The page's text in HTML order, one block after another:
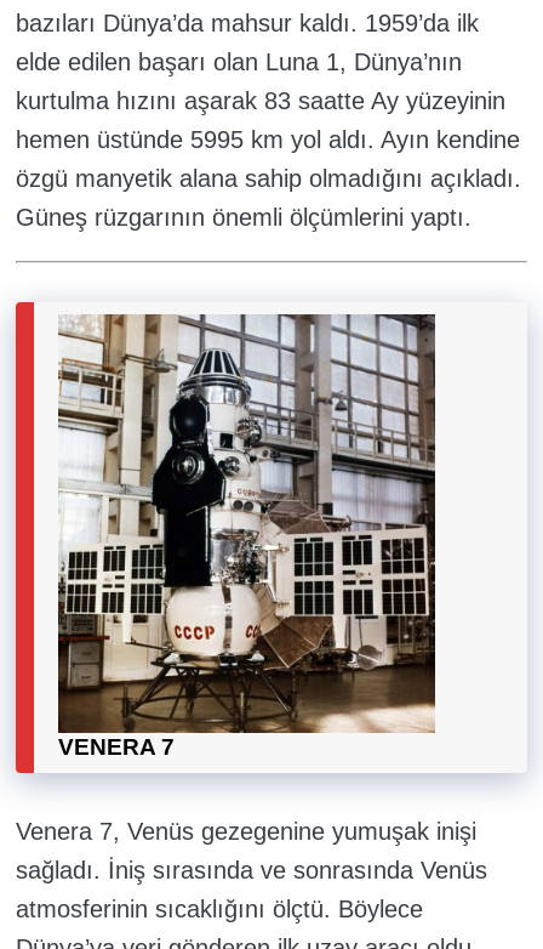
bazıları Dünya’da mahsur kaldı. 1959’da ilk
elde edilen başarı olan Luna 1, Dünya’nın
kurtulma hızını aşarak 83 saatte Ay yüzeyinin
hemen üstünde 5995 km yol aldı. Ayın kendine
özgü manyetik alana sahip olmadığını açıkladı.
Güneş rüzgarının önemli ölçümlerini yaptı.
VENERA 7
Venera 7, Venüs gezegenine yumuşak inişi
sağladı. İniş sırasında ve sonrasında Venüs
atmosferinin sıcaklığını ölçtü. Böylece